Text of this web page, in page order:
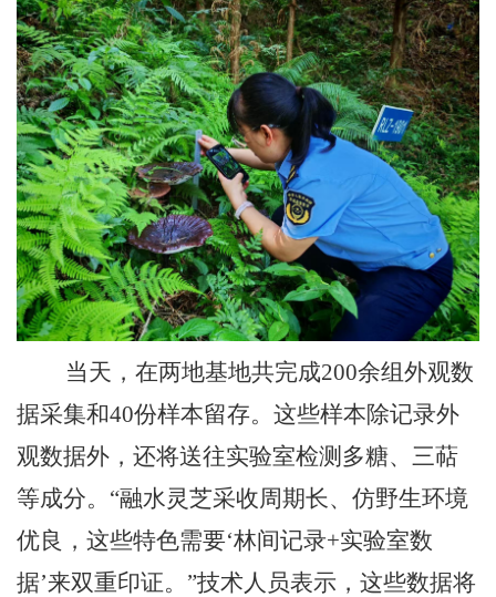
当天，在两地基地共完成200余组外观数
据采集和40份样本留存。这些样本除记录外
观数据外，还将送往实验室检测多糖、三萜
等成分。“融水灵芝采收周期长、仿野生环境
优良，这些特色需要‘林间记录+实验室数
据’来双重印证。”技术人员表示，这些数据将